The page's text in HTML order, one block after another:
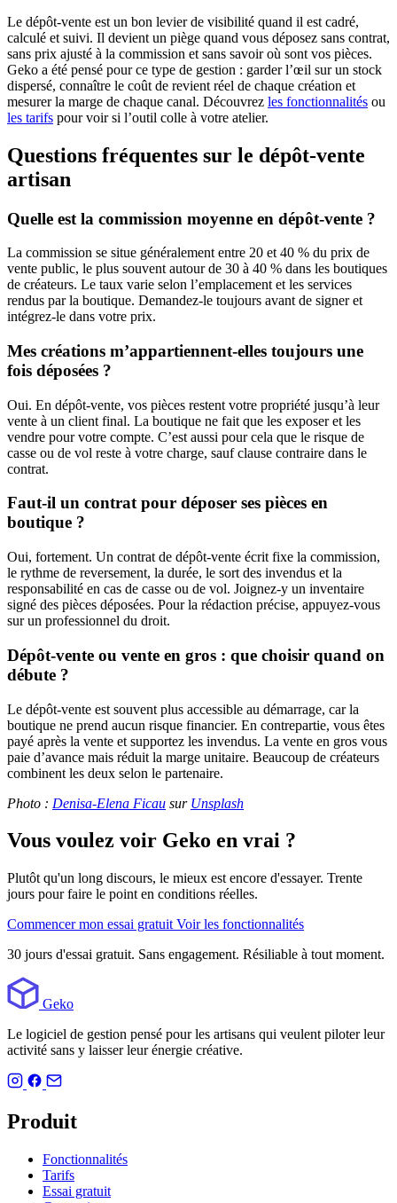
Le dépôt-vente est un bon levier de visibilité quand il est cadré,
calculé et suivi. Il devient un piège quand vous déposez sans contrat,
sans prix ajusté à la commission et sans savoir où sont vos pièces.
Geko a été pensé pour ce type de gestion : garder l’œil sur un stock
dispersé, connaître le coût de revient réel de chaque création et
mesurer la marge de chaque canal. Découvrez les fonctionnalités ou
les tarifs pour voir si l’outil colle à votre atelier.
Questions fréquentes sur le dépôt-vente
artisan
Quelle est la commission moyenne en dépôt-vente ?
La commission se situe généralement entre 20 et 40 % du prix de
vente public, le plus souvent autour de 30 à 40 % dans les boutiques
de créateurs. Le taux varie selon l’emplacement et les services
rendus par la boutique. Demandez-le toujours avant de signer et
intégrez-le dans votre prix.
Mes créations m’appartiennent-elles toujours une
fois déposées ?
Oui. En dépôt-vente, vos pièces restent votre propriété jusqu’à leur
vente à un client final. La boutique ne fait que les exposer et les
vendre pour votre compte. C’est aussi pour cela que le risque de
casse ou de vol reste à votre charge, sauf clause contraire dans le
contrat.
Faut-il un contrat pour déposer ses pièces en
boutique ?
Oui, fortement. Un contrat de dépôt-vente écrit fixe la commission,
le rythme de reversement, la durée, le sort des invendus et la
responsabilité en cas de casse ou de vol. Joignez-y un inventaire
signé des pièces déposées. Pour la rédaction précise, appuyez-vous
sur un professionnel du droit.
Dépôt-vente ou vente en gros : que choisir quand on
débute ?
Le dépôt-vente est souvent plus accessible au démarrage, car la
boutique ne prend aucun risque financier. En contrepartie, vous êtes
payé après la vente et supportez les invendus. La vente en gros vous
paie d’avance mais réduit la marge unitaire. Beaucoup de créateurs
combinent les deux selon le partenaire.
Photo : Denisa-Elena Ficau sur Unsplash
Vous voulez voir Geko en vrai ?
Plutôt qu'un long discours, le mieux est encore d'essayer. Trente
jours pour faire le point en conditions réelles.
Commencer mon essai gratuit Voir les fonctionnalités
30 jours d'essai gratuit. Sans engagement. Résiliable à tout moment.
Geko
Le logiciel de gestion pensé pour les artisans qui veulent piloter leur
activité sans y laisser leur énergie créative.
Produit
Fonctionnalités
Tarifs
Essai gratuit